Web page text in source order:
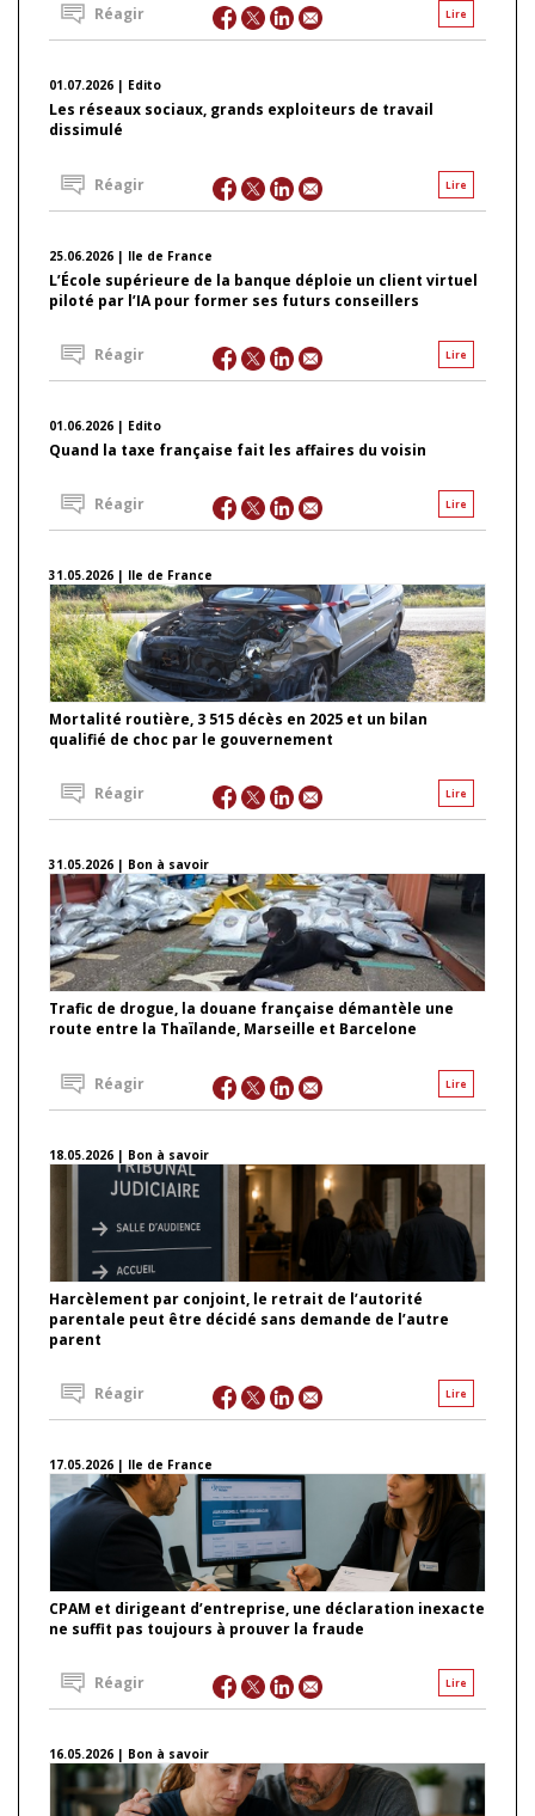
Lire
Réagir
01.07.2026 | Edito
Les réseaux sociaux, grands exploiteurs de travail
dissimulé
Lire
Réagir
25.06.2026 | Ile de France
L’École supérieure de la banque déploie un client virtuel
piloté par l’IA pour former ses futurs conseillers
Lire
Réagir
01.06.2026 | Edito
Quand la taxe française fait les affaires du voisin
Lire
Réagir
31.05.2026 | Ile de France
Mortalité routière, 3 515 décès en 2025 et un bilan
qualifié de choc par le gouvernement
Lire
Réagir
31.05.2026 | Bon à savoir
Trafic de drogue, la douane française démantèle une
route entre la Thaïlande, Marseille et Barcelone
Lire
Réagir
18.05.2026 | Bon à savoir
Harcèlement par conjoint, le retrait de l’autorité
parentale peut être décidé sans demande de l’autre
parent
Lire
Réagir
17.05.2026 | Ile de France
CPAM et dirigeant d’entreprise, une déclaration inexacte
ne suffit pas toujours à prouver la fraude
Lire
Réagir
16.05.2026 | Bon à savoir